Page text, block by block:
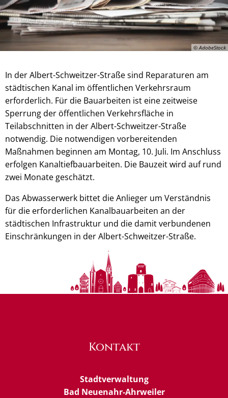
© AdobeStock
In der Albert-Schweitzer-Straße sind Reparaturen am
städtischen Kanal im öffentlichen Verkehrsraum
erforderlich. Für die Bauarbeiten ist eine zeitweise
Sperrung der öffentlichen Verkehrsfläche in
Teilabschnitten in der Albert-Schweitzer-Straße
notwendig. Die notwendigen vorbereitenden
Maßnahmen beginnen am Montag, 10. Juli. Im Anschluss
erfolgen Kanaltiefbauarbeiten. Die Bauzeit wird auf rund
zwei Monate geschätzt.
Das Abwasserwerk bittet die Anlieger um Verständnis
für die erforderlichen Kanalbauarbeiten an der
städtischen Infrastruktur und die damit verbundenen
Einschränkungen in der Albert-Schweitzer-Straße.
Kontakt
Stadtverwaltung
Bad Neuenahr-Ahrweiler